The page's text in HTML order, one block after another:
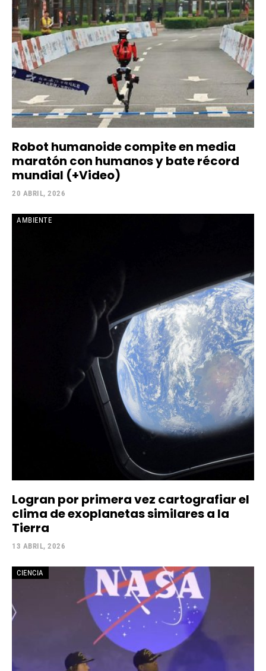
Robot humanoide compite en media
maratón con humanos y bate récord
mundial (+Video)
20 ABRIL, 2026
AMBIENTE
Logran por primera vez cartografiar el
clima de exoplanetas similares a la
Tierra
13 ABRIL, 2026
CIENCIA